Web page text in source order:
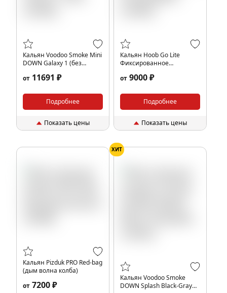
Кальян Voodoo Smoke Mini
DOWN Galaxy 1 (без
от 11691 ₽
Подробнее
Показать цены
Кальян Hoob Go Lite
Фиксированное
от 9000 ₽
Подробнее
Показать цены
Кальян Pizduk PRO Red-bag
(дым волна колба)
от 7200 ₽
ХИТ
Кальян Voodoo Smoke
DOWN Splash Black-Gray